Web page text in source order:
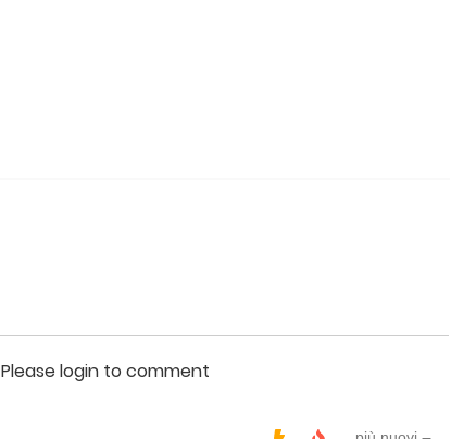
Please login to comment